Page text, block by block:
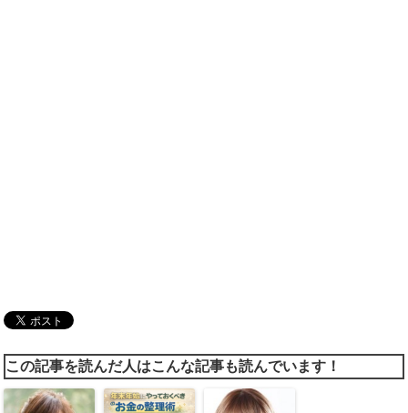
この記事を読んだ人はこんな記事も読んでいます！